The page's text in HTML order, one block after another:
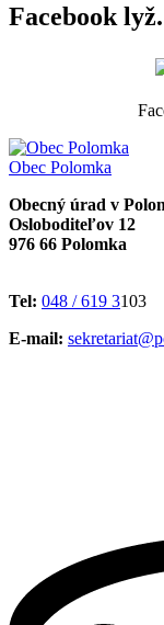
Facebook
Obec Polomka
Obecný úrad v
Osloboditeľov 12
976 66 Polomka
Tel: 048 / 619 3103
E-mail: